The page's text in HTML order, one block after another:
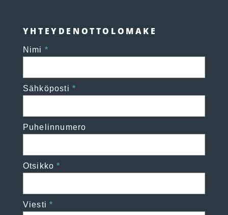
YHTEYDENOTTOLOMAKE
Nimi
Sähköposti
Puhelinnumero
Otsikko
Viesti